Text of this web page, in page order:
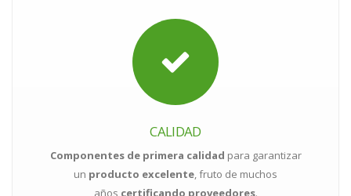
CALIDAD
Componentes de primera calidad para garantizar
un producto excelente, fruto de muchos
años certificando proveedores.